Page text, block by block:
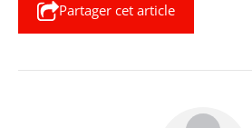
Partager cet article